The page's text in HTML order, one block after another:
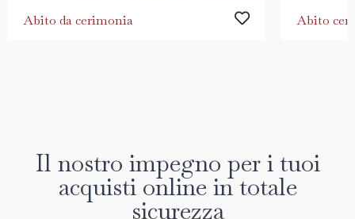
Abito da cerimonia Abito
Il nostro impegno per i tuoi
acquisti online in totale
sicurezza